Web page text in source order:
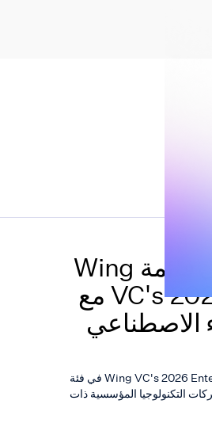
منصّة Retell AI تنضم إلى قائمة Wing
VC's 2026 Enterprise Tech 30 مع
الاصطناعي
تم اختيار منصّة Retell AI ضمن قائمة Wing VC's 2026 Enterprise Tech 30 في فئة
التكنولوجيا المؤسسية ذات